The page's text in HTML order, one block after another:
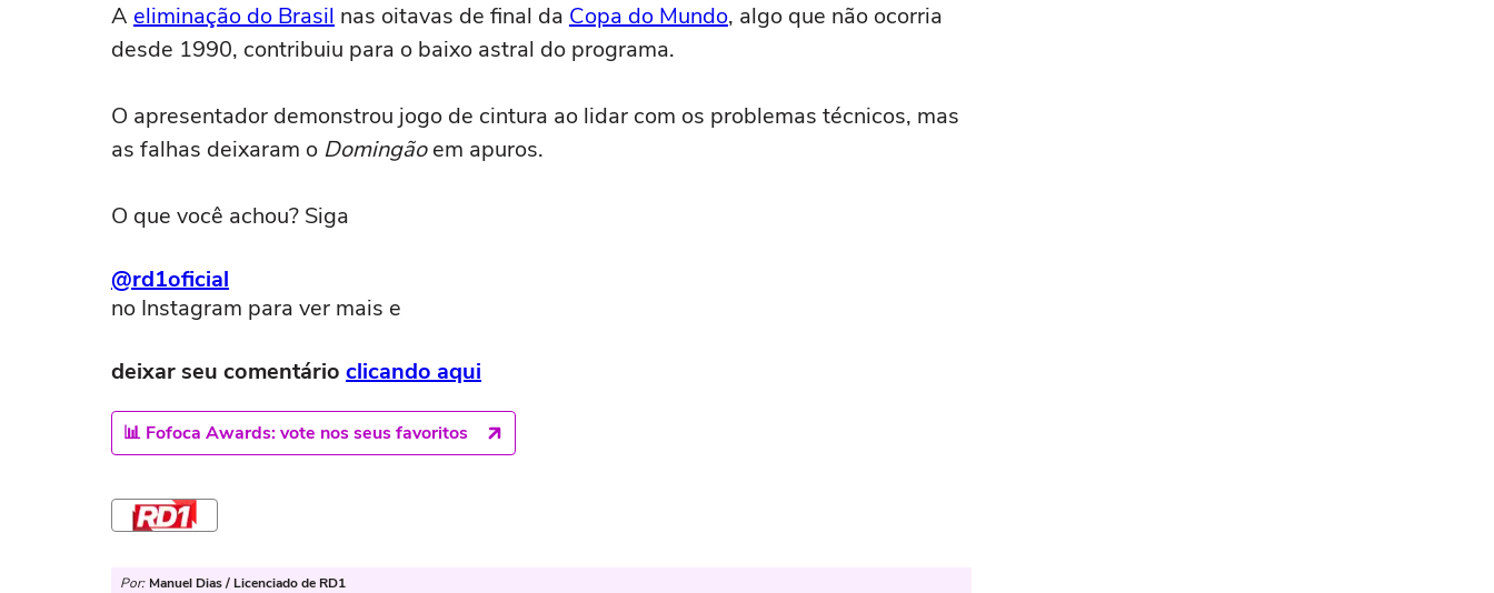
A eliminação do Brasil nas oitavas de final da Copa do Mundo, algo que não ocorria
desde 1990, contribuiu para o baixo astral do programa.
O apresentador demonstrou jogo de cintura ao lidar com os problemas técnicos, mas
as falhas deixaram o Domingãoem apuros.
O que você achou? Siga
@rd1oficial
no Instagram para ver mais e
deixar seu comentário clicando aqui
📊 Fofoca Awards: vote nos seus favoritos
Por: Manuel Dias / Licenciado de RD1